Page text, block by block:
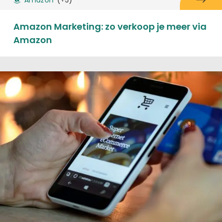
Amazon Marketing: zo verkoop je meer via
Amazon